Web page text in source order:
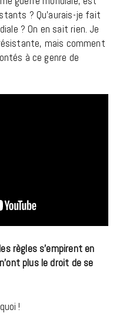
? Qu’aurais-je fait
? On en sait rien. Je
mais comment
à ce genre de
règles s’empirent en
plus le droit de se
!